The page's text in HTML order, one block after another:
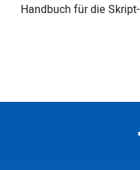
Handbuch für die